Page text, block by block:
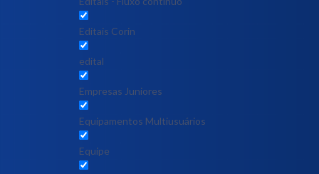
Editais Corin
edital
Empresas Juniores
Equipamentos Multiusuários
Equipe